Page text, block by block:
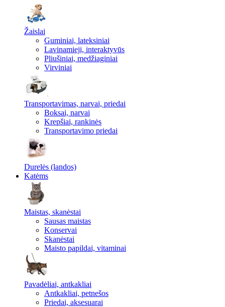
Žaislai
Guminiai, lateksiniai
Lavinamieji, interaktyvūs
Pliušiniai, medžiaginiai
Virviniai
Transportavimas, narvai, priedai
Boksai, narvai
Krepšiai, rankinės
Transportavimo priedai
Durelės (landos)
Katėms
Maistas, skanėstai
Sausas maistas
Konservai
Skanėstai
Maisto papildai, vitaminai
Pavadėliai, antkakliai
Antkakliai, petnešos
Priedai, aksesuarai